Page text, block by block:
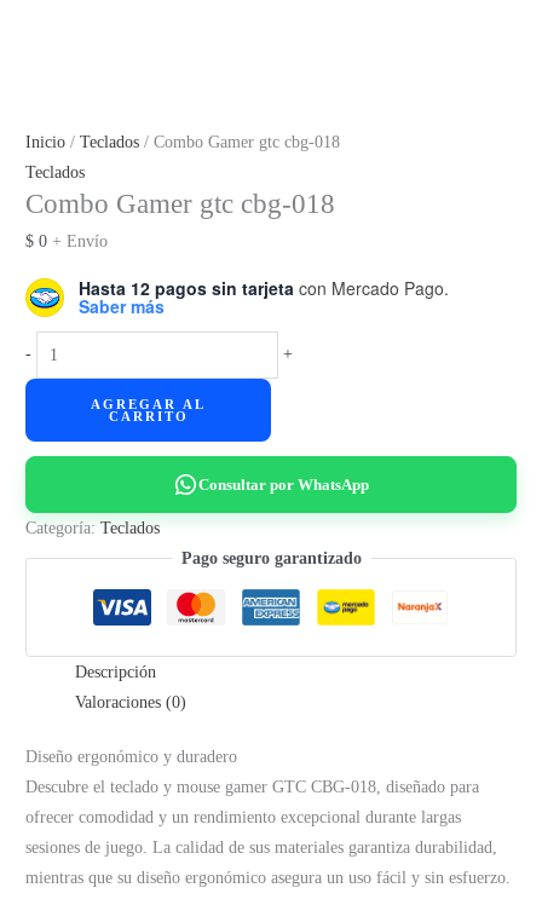
Inicio /Teclados / Combo Gamer gtc cbg-018
Teclados
Combo Gamer gtc cbg-018
$ 0 + Envío
Hasta 12 pagos sin tarjeta con Mercado Pago.
Saber más
-
Combo
Gamer
+
AGREGAR AL
CARRITO
Consultar por WhatsApp
Categoría:Teclados
Pago seguro garantizado
Descripción
Valoraciones (0)
Diseño ergonómico y duradero
Descubre el teclado y mouse gamer GTC CBG-018, diseñado para
ofrecer comodidad y un rendimiento excepcional durante largas
sesiones de juego. La calidad de sus materiales garantiza durabilidad,
mientras que su diseño ergonómico asegura un uso fácil y sin esfuerzo.